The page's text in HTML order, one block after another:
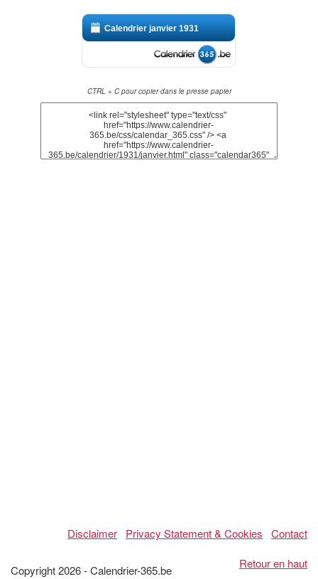
Calendrier janvier 1931
CTRL + C pour copier dans le presse papier
Disclaimer Privacy Statement & Cookies
Contact
Retour en haut
Copyright 2026 - Calendrier-365.be